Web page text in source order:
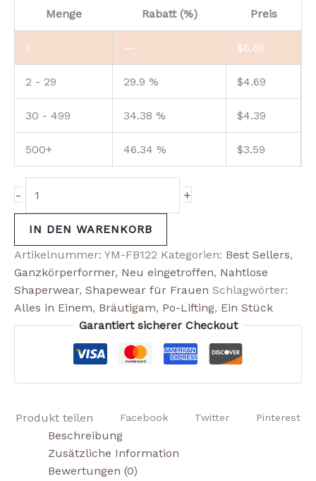
Menge Rabatt (%) Preis
1 — $6.69
2 - 29 29.9 % $4.69
30 - 499 34.38 % $4.39
500+ 46.34 % $3.59
- +
IN DEN WARENKORB
Artikelnummer: YM-FB122 Kategorien: Best Sellers,
Ganzkörperformer, Neu eingetroffen, Nahtlose
Shaperwear, Shapewear für Frauen Schlagwörter:
Alles in Einem, Bräutigam, Po-Lifting, Ein Stück
Garantiert sicherer Checkout
Produkt teilen Facebook Twitter Pinterest
Beschreibung
Zusätzliche Information
Bewertungen (0)